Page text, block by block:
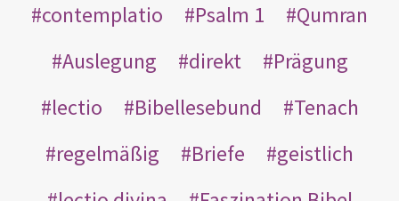
contemplatio
Psalm 1
Qumran
Auslegung
direkt
Prägung
lectio
Bibellesebund
Tenach
regelmäßig
Briefe
geistlich